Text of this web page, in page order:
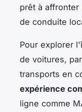
prêt à
de conduite
Pour explorer
de voitures,
transports en
expérience
ligne comme